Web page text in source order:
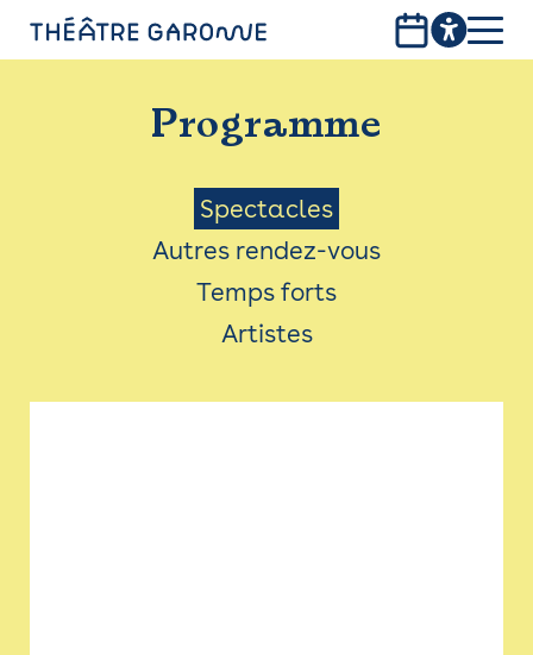
PROGRAMME
INFOS PRATIQUES
AVEC LES PUBLICS
ACCESSIBILITÉ
LES PRODUCTIONS
Programme
Menu
Saison
Spectacles
Autres rendez-vous
Temps forts
Artistes